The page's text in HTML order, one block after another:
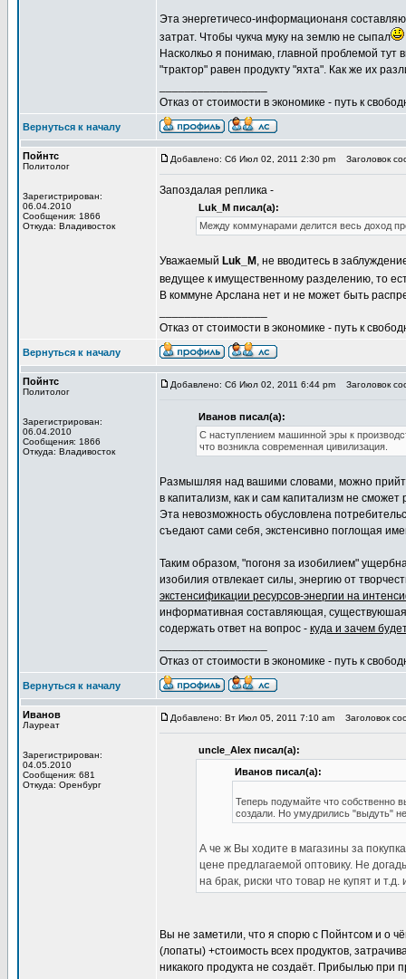
Эта энергетичесо-информационаня
затрат. Чтобы чукча муку на землю не сыпал
Насколкьо я понимаю, главной проблемой тут
"трактор" равен продукту "яхта". Как же их
Отказ от стоимости в экономике - путь к
Вернуться к началу
Пойнтс
Политолог
Зарегистрирован:
06.04.2010
Сообщения: 1866
Откуда: Владивосток
Добавлено: Сб Июл 02, 2011 2:30 pm Заголовок
Запоздалая реплика -
Luk_M писал(а):
Между коммунарами делится весь доход
Уважаемый Luk_M , не вводитесь в
ведущее к имущественному разделению, то
В коммуне Арслана нет и не может быть
Отказ от стоимости в экономике - путь к
Вернуться к началу
Пойнтс
Политолог
Зарегистрирован:
06.04.2010
Сообщения: 1866
Откуда: Владивосток
Добавлено: Сб Июл 02, 2011 6:44 pm Заголовок
Иванов писал(а):
С наступлением машинной эры к
что возникла современная цивилизация.
Размышляя над вашими словами, можно
в капитализм, как и сам капитализм не сможет
Эта невозможность обусловлена
съедают сами себя, экстенсивно поглощая
Таким образом, "погоня за изобилием"
изобилия отвлекает силы, энергию от
экстенсификации ресурсов-энергии на
информативная составляющая,
содержать ответ на вопрос - куда и зачем
Отказ от стоимости в экономике - путь к
Вернуться к началу
Иванов
Лауреат
Зарегистрирован:
04.05.2010
Сообщения: 681
Откуда: Оренбург
Добавлено: Вт Июл 05, 2011 7:10 am Заголовок
uncle_Alex писал(а):
Иванов писал(а):
Теперь подумайте что собственно
создали. Но умудрились "выдуть"
А че ж Вы ходите в магазины за
цене предлагаемой оптовику. Не
на брак, риски что товар не купят и т.д.
Вы не заметили, что я спорю с Пойнтсом и о
(лопаты) +стоимость всех продуктов,
никакого продукта не создаёт. Прибылью при